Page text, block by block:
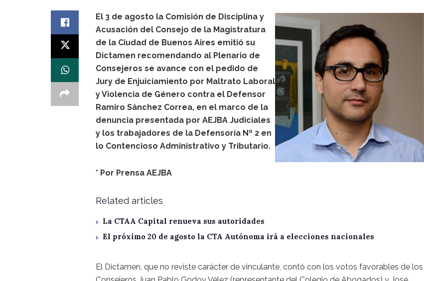
El 3 de agosto la Comisión de Disciplina y
Acusación del Consejo de la Magistratura
de la Ciudad de Buenos Aires emitió su
Dictamen recomendando al Plenario de
Consejeros se avance con el pedido de
Jury de Enjuiciamiento por Maltrato Laboral
y Violencia de Género contra el Defensor
Ramiro Sánchez Correa, en el marco de la
denuncia presentada por AEJBA Judiciales
y los trabajadores de la Defensoría Nº 2 en
lo Contencioso Administrativo y Tributario.
* Por Prensa AEJBA
Related articles
La CTAA Capital renueva sus autoridades
El próximo 20 de agosto la CTA Autónoma irá a elecciones nacionales
El Dictamen, que no reviste carácter de vinculante, contó con los votos favorables de los